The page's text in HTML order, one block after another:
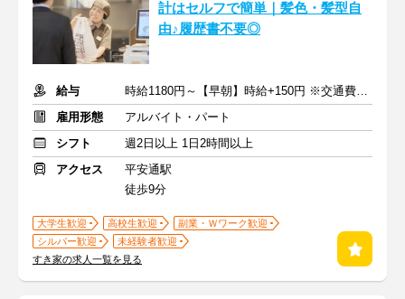
計はセルフで簡単｜髪色・髪型自
由♪履歴書不要◎
給与
時給1180円～【早朝】時給+150円 ※交通費支給
雇用形態
アルバイト・パート
シフト
週2日以上 1日2時間以上
アクセス
平安通駅
徒歩9分
大学生歓迎 高校生歓迎
副業・Ｗワーク歓迎
シルバー歓迎
未経験者歓迎
すき家の求人一覧を見る